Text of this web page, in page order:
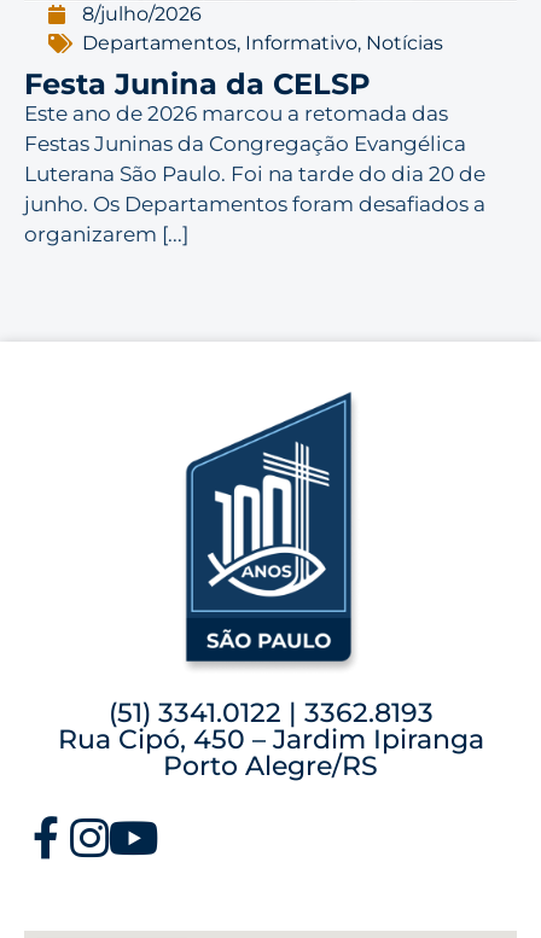
8/julho/2026
Departamentos, Informativo, Notícias
Festa Junina da CELSP
Este ano de 2026 marcou a retomada das
Festas Juninas da Congregação Evangélica
Luterana São Paulo. Foi na tarde do dia 20 de
junho. Os Departamentos foram desafiados a
organizarem [...]
(51) 3341.0122 | 3362.8193
Rua Cipó, 450 – Jardim Ipiranga
Porto Alegre/RS